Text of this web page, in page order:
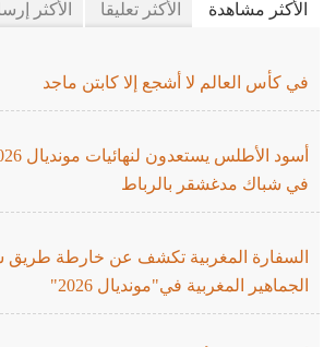
الأكثر مشاهدة الأكثر تعليقا الأكثر
في كأس العالم لا أشجع إلا كابتن ماجد
في شباك مدغشقر بالرباط
السفارة المغربية تكشف عن خارطة طريق
الجماهير المغربية في"مونديال 2026"